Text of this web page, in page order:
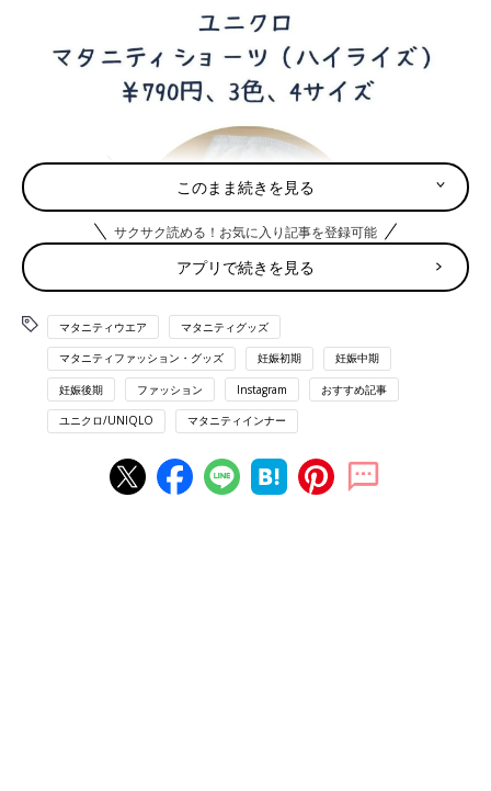
ようこさんは、こちらのマタニティショーツ（ハイライズ）790
円を購入。妊娠5ヶ月頃に、Mサイズをチョイスしたんだそう。
このまま続きを見る
サクサク読める！お気に入り記事を登録可能
アプリで続きを見る
マタニティウエア マタニティグッズ
マタニティファッション・グッズ 妊娠初期 妊娠中期
妊娠後期 ファッション Instagram おすすめ記事
ユニクロ/UNIQLO マタニティインナー